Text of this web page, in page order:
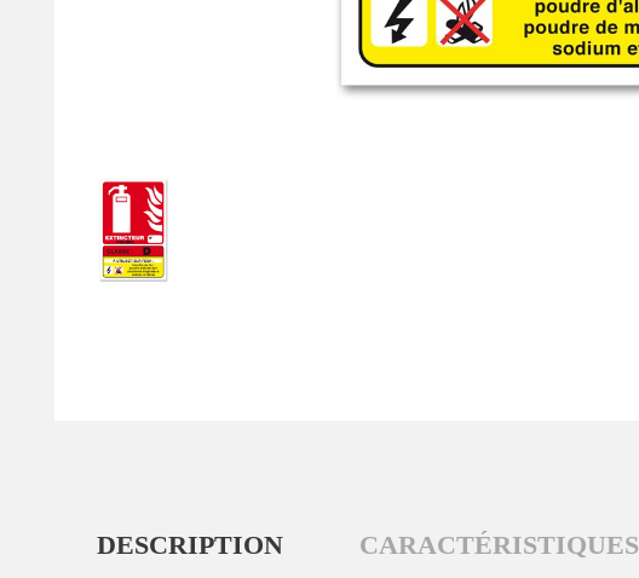
DESCRIPTION CARACTÉRISTIQUES